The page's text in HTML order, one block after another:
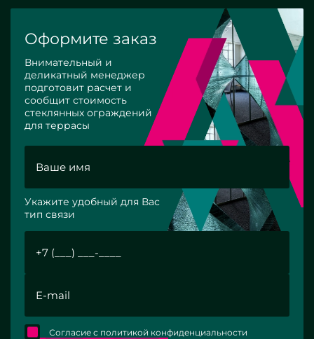
Оформите заказ
Внимательный и
деликатный менеджер
подготовит расчет и
сообщит стоимость
стеклянных ограждений
для террасы
Укажите удобный для Вас
тип связи
Согласие с политикой конфиденциальности